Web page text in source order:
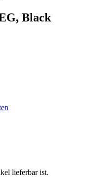
Black
lieferbar ist.